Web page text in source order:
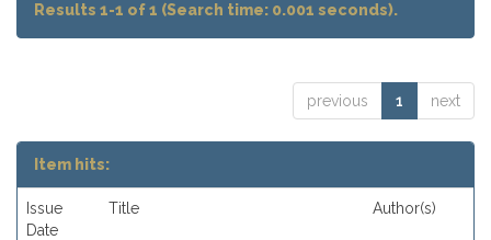
Results 1-1 of 1 (Search time: 0.001 seconds).
previous 1 next
Item hits:
Issue
Date
Title Author(s)